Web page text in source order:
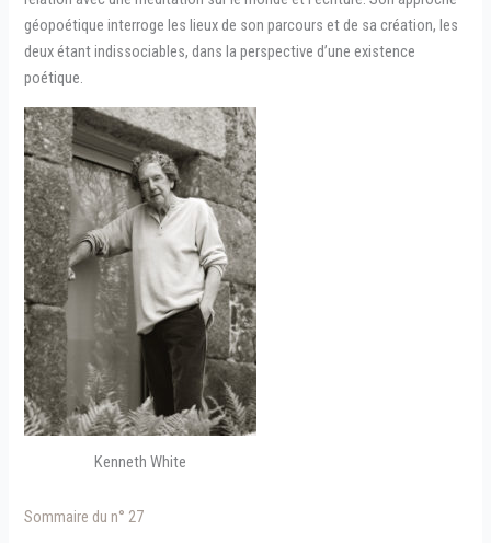
géopoétique interroge les lieux de son parcours et de sa création, les
deux étant indissociables, dans la perspective d’une existence
poétique.
Kenneth White
Sommaire du n° 27